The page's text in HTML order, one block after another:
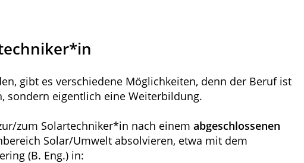
gibt es verschiedene Möglichkeiten, denn der Beruf ist
sondern eigentlich eine Weiterbildung.
zum Solartechniker*in nach einem abgeschlossenen
Solar/Umwelt absolvieren, etwa mit dem
(B. Eng.) in: